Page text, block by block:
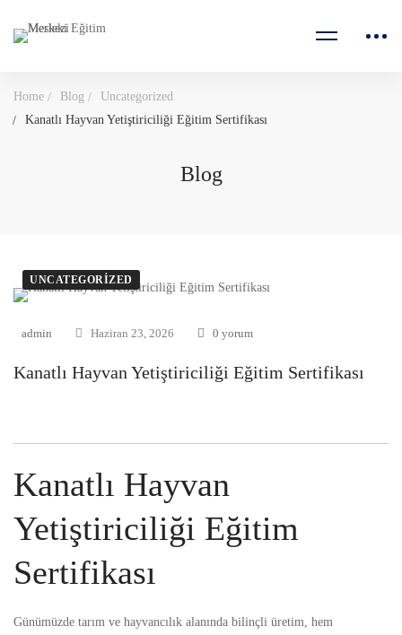
Home Blog
Uncategorized
Kanatlı Hayvan Yetiştiriciliği Eğitim Sertifikası
Blog
UNCATEGORIZED
admin Haziran 23, 2026 0 yorum
Kanatlı Hayvan Yetiştiriciliği Eğitim Sertifikası
Kanatlı Hayvan
Yetiştiriciliği Eğitim
Sertifikası
Günümüzde tarım ve hayvancılık alanında bilinçli üretim, hem